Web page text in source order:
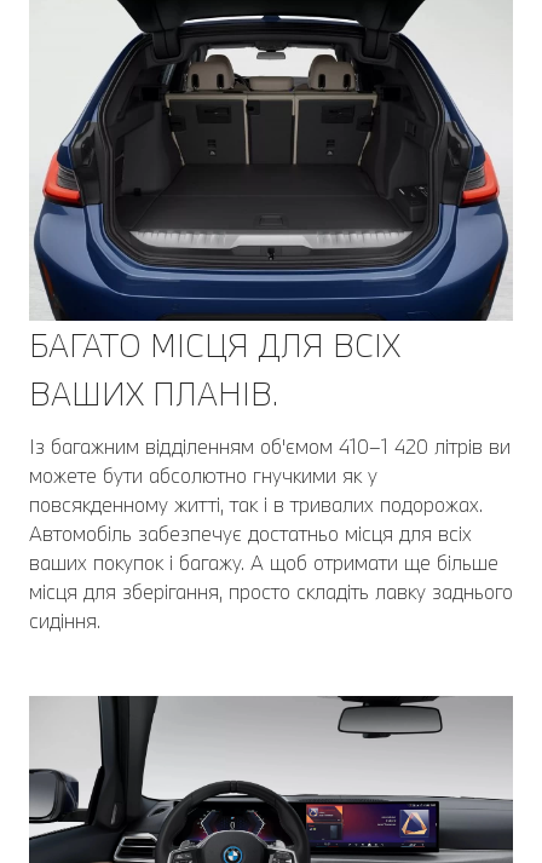
БАГАТО МІСЦЯ ДЛЯ ВСІХ
ВАШИХ ПЛАНІВ.
Із багажним відділенням об'ємом 410–1 420 літрів ви
можете бути абсолютно гнучкими як у
повсякденному житті, так і в тривалих подорожах.
Автомобіль забезпечує достатньо місця для всіх
ваших покупок і багажу. А щоб отримати ще більше
місця для зберігання, просто складіть лавку заднього
сидіння.